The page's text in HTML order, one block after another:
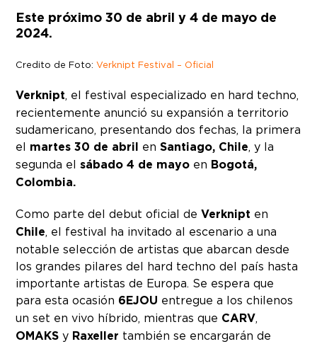
Este próximo 30 de abril y 4 de mayo de
2024.
Credito de Foto:Verknipt Festival – Oficial
Verknipt, el festival especializado en hard techno,
recientemente anunció su expansión a territorio
sudamericano, presentando dos fechas, la primera
el martes 30 de abril enSantiago, Chile, y la
segunda elsábado 4 de mayo en Bogotá,
Colombia.
Como parte del debut oficial deVerknipt en
Chile, el festival ha invitado al escenario a una
notable selección de artistas que abarcan desde
los grandes pilares del hard techno del país hasta
importante artistas de Europa. Se espera que
para esta ocasión 6EJOU entregue a los chilenos
un set en vivo híbrido, mientras que CARV,
OMAKS y Raxeller también se encargarán de